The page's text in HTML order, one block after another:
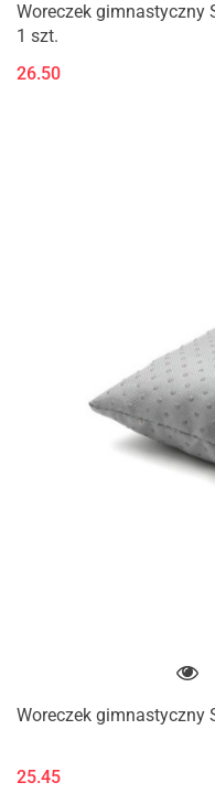
Woreczek gimnastyczny
1 szt.
26.50
Woreczek gimnastyczny
25.45